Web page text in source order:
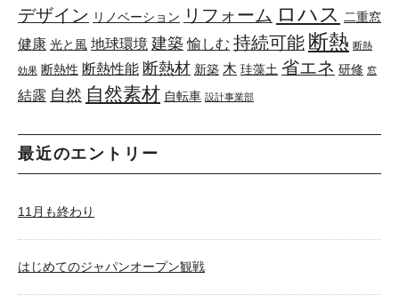
デザイン リノベーション リフォーム ロハス 二重窓
健康 光と風 地球環境 建築 愉しむ 持続可能 断熱 断熱
効果 断熱性 断熱性能 断熱材 新築 木 珪藻土 省エネ 研修 窓
結露 自然 自然素材 自転車 設計事業部
最近のエントリー
11月も終わり
はじめてのジャパンオープン観戦